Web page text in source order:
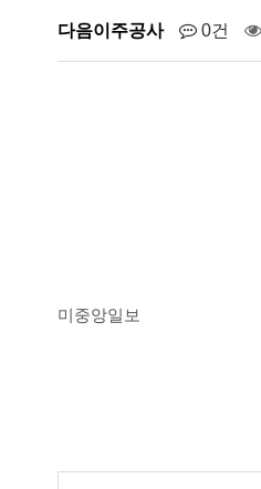
다음이주공사 0건
미중앙일보